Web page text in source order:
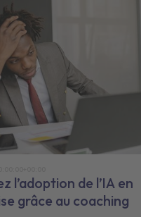
l’adoption de l’IA en
grâce au coaching